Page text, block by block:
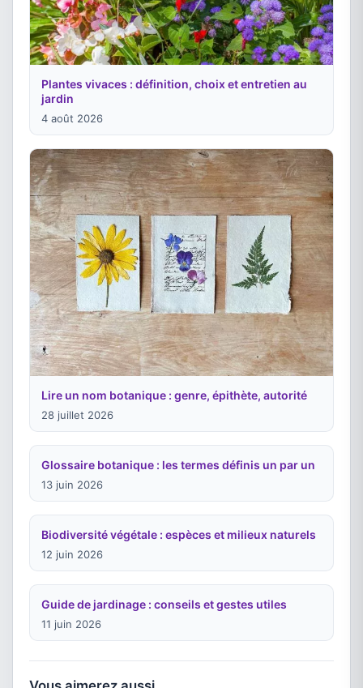
Plantes vivaces : définition, choix et entretien au
jardin
4 août 2026
Lire un nom botanique : genre, épithète, autorité
28 juillet 2026
Glossaire botanique : les termes définis un par un
13 juin 2026
Biodiversité végétale : espèces et milieux naturels
12 juin 2026
Guide de jardinage : conseils et gestes utiles
11 juin 2026